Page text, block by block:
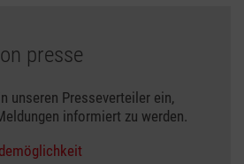
presse
unseren Presseverteiler ein,
informiert zu werden.